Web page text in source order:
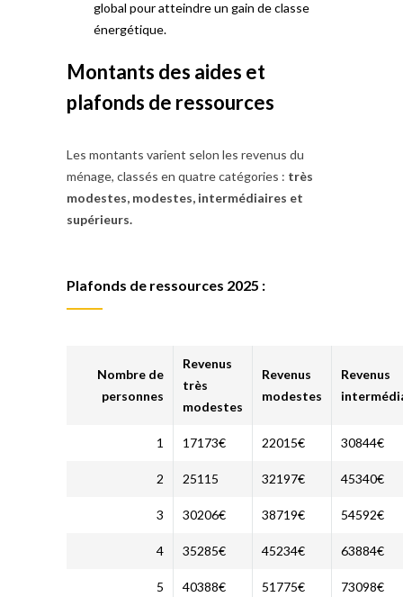
global pour atteindre un gain de classe
énergétique.
Montants des aides et
plafonds de ressources
Les montants varient selon les revenus du
ménage, classés en quatre catégories : très
modestes, modestes, intermédiaires et
supérieurs.
Plafonds de ressources 2025 :
Nombre de
personnes
Revenus
très
modestes
Revenus
modestes
Revenus
1 17173€ 22015€ 30844€
2 25115 32197€ 45340€
3 30206€ 38719€ 54592€
4 35285€ 45234€ 63884€
5 40388€ 51775€ 73098€